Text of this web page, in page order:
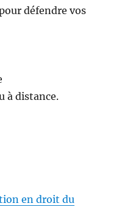
défendre vos
à distance.
en droit du